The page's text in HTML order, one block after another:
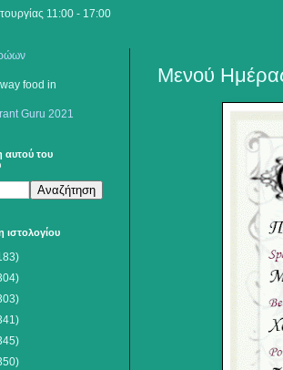
11:00 - 17:00
Mενού
food in
Guru 2021
αυτού του
ιστολογίου